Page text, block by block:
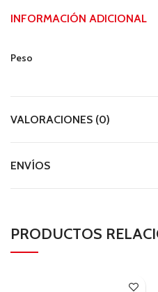
INFORMACIÓN ADICIONAL
Peso
VALORACIONES (0)
ENVÍOS
PRODUCTOS